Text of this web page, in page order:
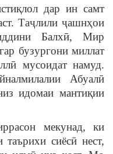
дар ин самт
Таҷлили ҷашнҳои
Балхӣ, Мир
бузургони миллат
мусоидат намуд.
Абуалӣ
идомаи мантиқии
мекунад, ки
сиёсӣ нест,